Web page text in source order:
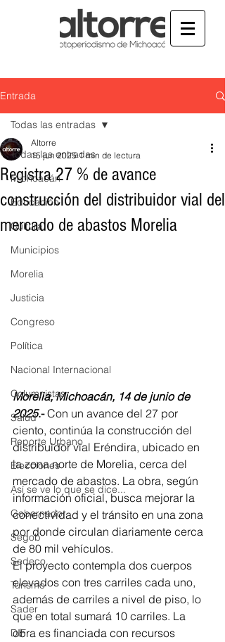
Entrada
Todas las entradas
Michoacán
Educación
Cultura
Municipios
Morelia
Justicia
Congreso
Política
Nacional Internacional
Columnistas
Salud
Reporte Urbano
Elecciones
Así se ve lo que se dice...
Gobernador
Segob
Sedeco
Turismo
Sader
DIF
Todas las entradas
Registra 27 % de avance
construcción del distribuidor vial del
mercado de abastos Morelia
Altorre
15 jun 2025 1 min de lectura
Morelia, Michoacán, 14 de junio de
2025.- Con un avance del 27 por
ciento, continúa la construcción del
distribuidor vial Eréndira, ubicado en
la zona norte de Morelia, cerca del
mercado de abastos. La obra, según
información oficial, busca mejorar la
conectividad y el tránsito en una zona
por donde circulan diariamente cerca
de 80 mil vehículos.
El proyecto contempla dos cuerpos
elevados con tres carriles cada uno,
además de carriles a nivel de piso, lo
que en total sumará 10 carriles. La
obra es financiada con recursos